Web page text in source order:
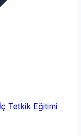
İç Tetkik Eğitimi